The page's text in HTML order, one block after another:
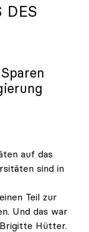
DES
auf das
sind in
Teil zur
Und das war
Hütter.